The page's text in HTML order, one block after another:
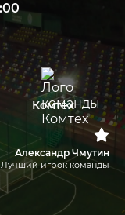
Комтех
Александр Чмутин
Лучший игрок команды